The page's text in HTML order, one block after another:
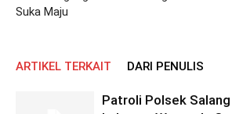
Suka Maju
ARTIKEL TERKAIT DARI PENULIS
Patroli Polsek